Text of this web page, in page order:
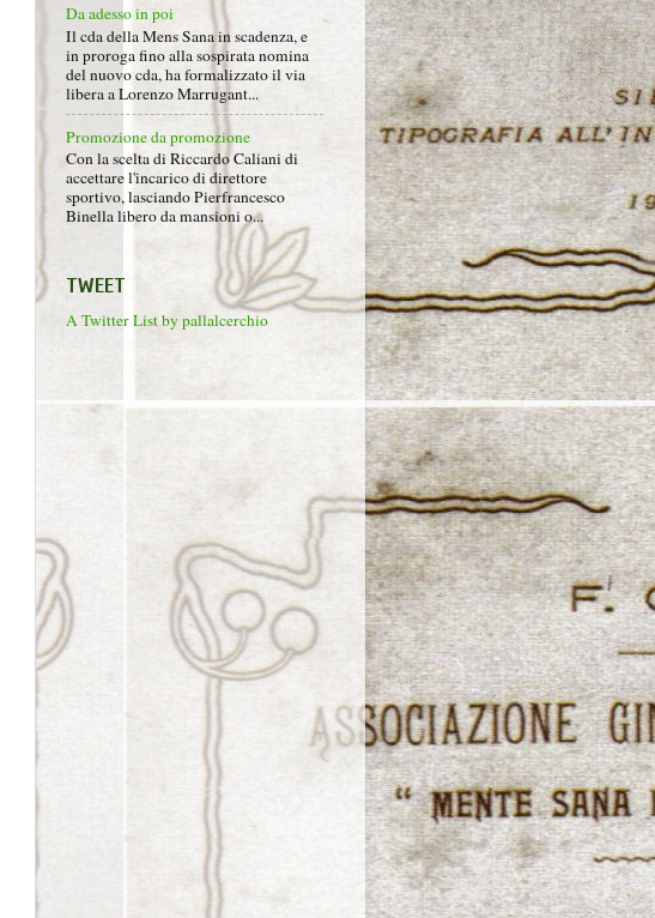
Da adesso in poi
Il cda della Mens Sana in scadenza, e
in proroga fino alla sospirata nomina
del nuovo cda, ha formalizzato il via
libera a Lorenzo Marrugant...
Promozione da promozione
Con la scelta di Riccardo Caliani di
accettare l'incarico di direttore
sportivo, lasciando Pierfrancesco
Binella libero da mansioni o...
TWEET
A Twitter List by pallalcerchio